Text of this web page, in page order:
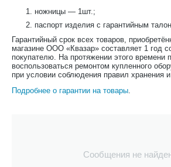
ножницы — 1шт.;
паспорт изделия с гарантийным
Гарантийный срок всех товаров,
магазине ООО «Квазар» составляет 1 год
покупателю. На протяжении этого времени
воспользоваться ремонтом купленного
при условии соблюдения правил хранения
Подробнее о гарантии на товары.
Сообщения не